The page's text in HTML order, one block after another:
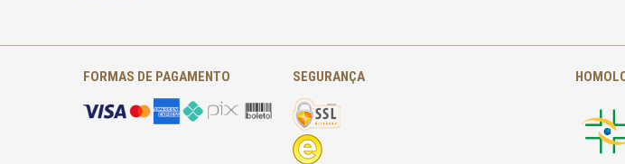
FORMAS DE PAGAMENTO SEGURANÇA